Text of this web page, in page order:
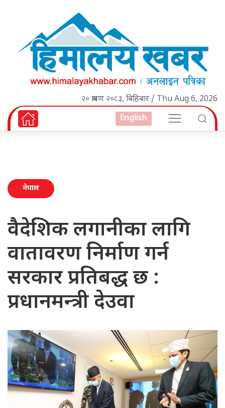
२० श्रावण २०८३, बिहिबार / Thu Aug 6, 2026
English
नेपाल
वैदेशिक लगानीका लागि
वातावरण निर्माण गर्न
सरकार प्रतिबद्ध छ :
प्रधानमन्त्री देउवा